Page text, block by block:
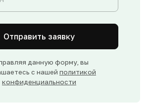
Отправить заявку
данную форму, вы
с нашей политикой
конфиденциальности